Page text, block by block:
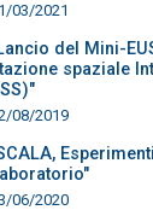
03/2021
del Mini-
spaziale
08/2019
06/2020